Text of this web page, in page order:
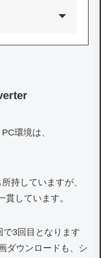
環境は、
持していますが、
しています。
3回目となります
ダウンロードも、シ